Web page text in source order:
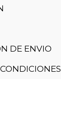
DE ENVIO